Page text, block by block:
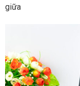
giữa